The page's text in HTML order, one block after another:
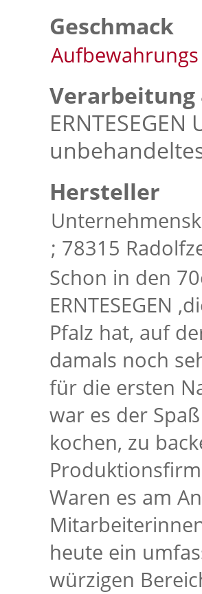
Geschmack
Verarbeitung
Hersteller
; 78315
Schon in den
ERNTESEGEN
Pfalz hat, auf
damals noch
für die ersten
war es der
kochen, zu
Waren es am
heute ein
würzigen